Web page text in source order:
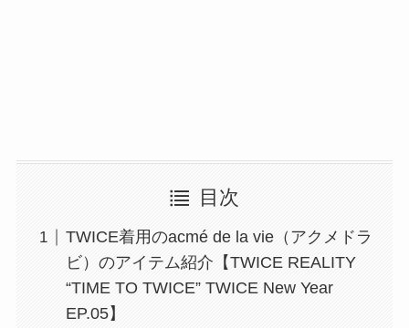
目次
TWICE着用のacmé de la vie（アクメドラ
ビ）のアイテム紹介【TWICE REALITY
“TIME TO TWICE” TWICE New Year
EP.05】